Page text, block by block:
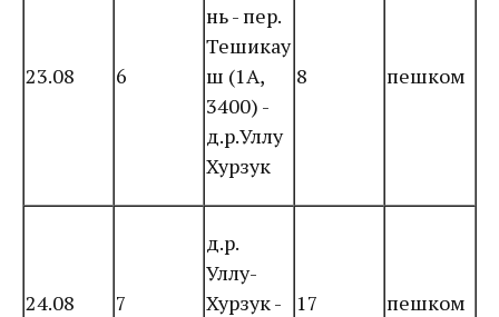
23.08 6
нь - пер.
Тешикау
ш (1А,
3400) -
д.р.Уллу
Хурзук
8 пешком
24.08 7
д.р.
Уллу-
Хурзук -
17 пешком